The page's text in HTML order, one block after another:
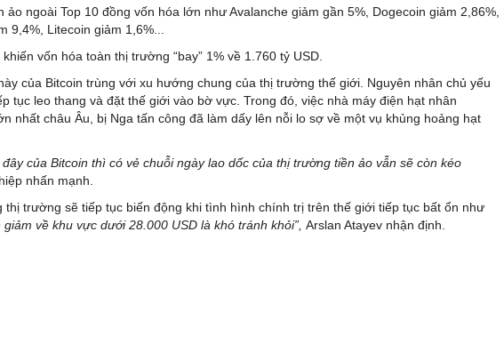
ngoài Top 10 đồng vốn hóa lớn như Avalanche giảm gần 5%, Dogecoin giảm 2,86%,
9,4%, Litecoin giảm 1,6%...
vốn hóa toàn thị trường “bay” 1% về 1.760 tỷ USD.
của Bitcoin trùng với xu hướng chung của thị trường thế giới. Nguyên nhân chủ yếu
tục leo thang và đặt thế giới vào bờ vực. Trong đó, việc nhà máy điện hạt nhân
nhất châu Âu, bị Nga tấn công đã làm dấy lên nỗi lo sợ về một vụ khủng hoảng hạt
của Bitcoin thì có vẻ chuỗi ngày lao dốc của thị trường tiền ảo vẫn sẽ còn kéo
nhấn mạnh.
thị trường sẽ tiếp tục biến động khi tình hình chính trị trên thế giới tiếp tục bất ổn như
giảm về khu vực dưới 28.000 USD là khó tránh khỏi”, Arslan Atayev nhận định.